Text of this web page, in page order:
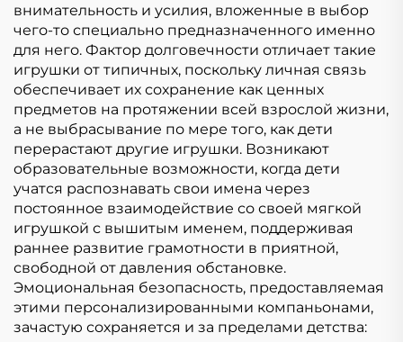
внимательность и усилия, вложенные в выбор
чего-то специально предназначенного именно
для него. Фактор долговечности отличает такие
игрушки от типичных, поскольку личная связь
обеспечивает их сохранение как ценных
предметов на протяжении всей взрослой жизни,
а не выбрасывание по мере того, как дети
перерастают другие игрушки. Возникают
образовательные возможности, когда дети
учатся распознавать свои имена через
постоянное взаимодействие со своей мягкой
игрушкой с вышитым именем, поддерживая
раннее развитие грамотности в приятной,
свободной от давления обстановке.
Эмоциональная безопасность, предоставляемая
этими персонализированными компаньонами,
зачастую сохраняется и за пределами детства: